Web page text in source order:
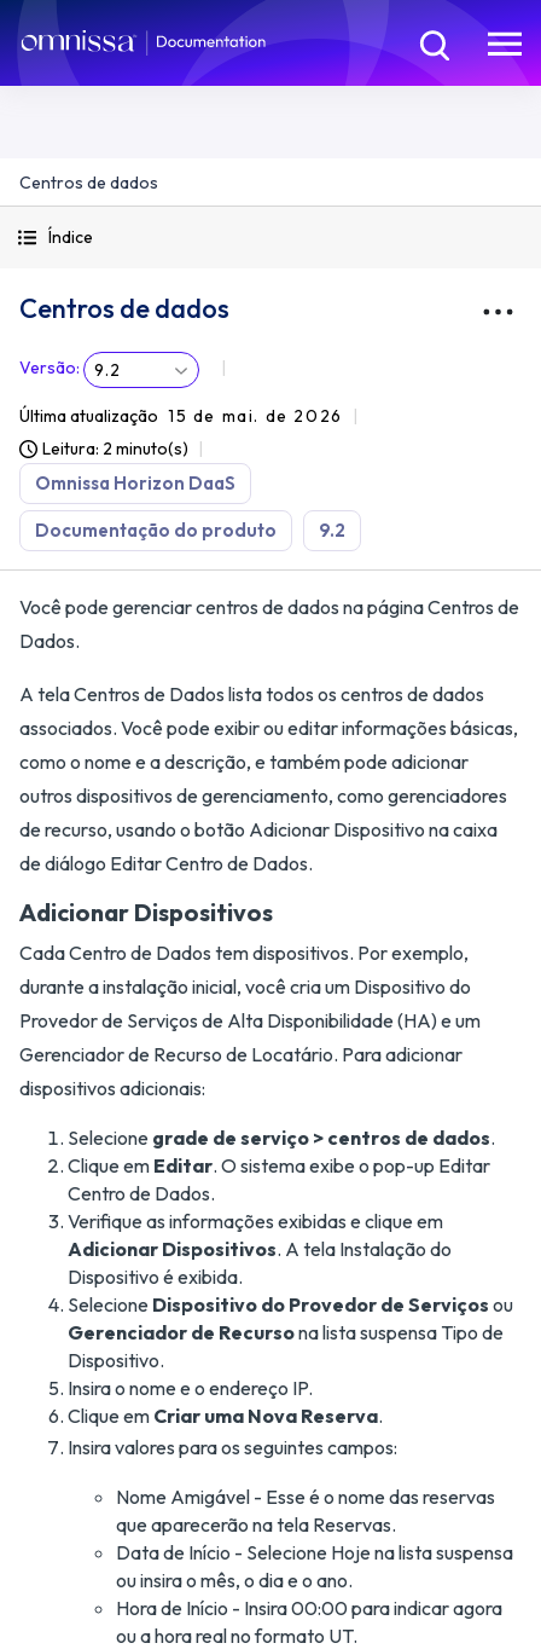
Centros de dados
Índice
Centros de dados
Versão: 9.2
Última atualização 15 de mai. de 2026
Leitura: 2 minuto(s)
Omnissa Horizon DaaS
Documentação do produto 9.2
Você pode gerenciar centros de dados na página Centros de
Dados.
A tela Centros de Dados lista todos os centros de dados
associados. Você pode exibir ou editar informações básicas,
como o nome e a descrição, e também pode adicionar
outros dispositivos de gerenciamento, como gerenciadores
de recurso, usando o botão Adicionar Dispositivo na caixa
de diálogo Editar Centro de Dados.
Adicionar Dispositivos
Cada Centro de Dados tem dispositivos. Por exemplo,
durante a instalação inicial, você cria um Dispositivo do
Provedor de Serviços de Alta Disponibilidade (HA) e um
Gerenciador de Recurso de Locatário. Para adicionar
dispositivos adicionais:
Selecione grade de serviço > centros de dados.
Clique em Editar. O sistema exibe o pop-up Editar
Centro de Dados.
Verifique as informações exibidas e clique em
Adicionar Dispositivos. A tela Instalação do
Dispositivo é exibida.
Selecione Dispositivo do Provedor de Serviços ou
Gerenciador de Recursona lista suspensa Tipo de
Dispositivo.
Insira o nome e o endereço IP.
Clique em Criar uma Nova Reserva.
Insira valores para os seguintes campos:
Nome Amigável - Esse é o nome das reservas
que aparecerão na tela Reservas.
Data de Início - Selecione Hoje na lista suspensa
ou insira o mês, o dia e o ano.
Hora de Início - Insira 00:00 para indicar agora
ou a hora real no formato UT.